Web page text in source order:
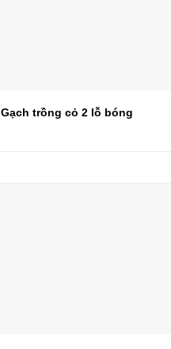
Gạch trồng cỏ 2 lỗ bóng